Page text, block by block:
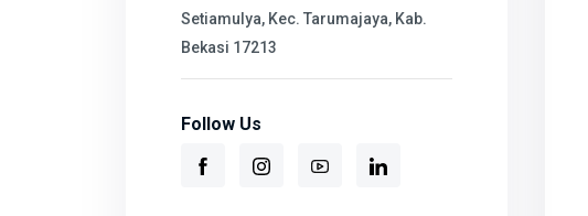
Setiamulya, Kec. Tarumajaya, Kab.
Bekasi 17213
Follow Us